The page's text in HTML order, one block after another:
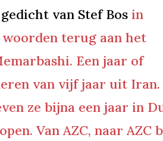
gedicht van Stef Bos in
terug aan het
Een jaar of
van vijf jaar uit Iran.
ze bijna een jaar in
Van AZC, naar AZC